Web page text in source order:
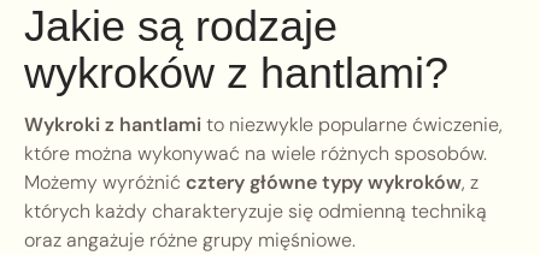
Jakie są rodzaje
wykroków z hantlami?
Wykroki z hantlamito niezwykle popularne ćwiczenie,
które można wykonywać na wiele różnych sposobów.
Możemy wyróżnić cztery główne typy wykroków, z
których każdy charakteryzuje się odmienną techniką
oraz angażuje różne grupy mięśniowe.